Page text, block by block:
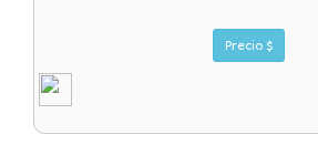
Precio $